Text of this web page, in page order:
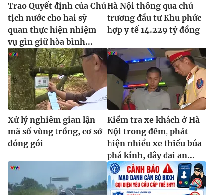
Trao Quyết định của Chủ
tịch nước cho hai sỹ
quan thực hiện nhiệm
vụ gìn giữ hòa bình...
Hà Nội thông qua chủ
trương đầu tư Khu phức
hợp y tế 14.229 tỷ đồng
Xử lý nghiêm gian lận
mã số vùng trồng, cơ sở
đóng gói
Kiểm tra xe khách ở Hà
Nội trong đêm, phát
hiện nhiều xe thiếu búa
phá kính, dây đai an...